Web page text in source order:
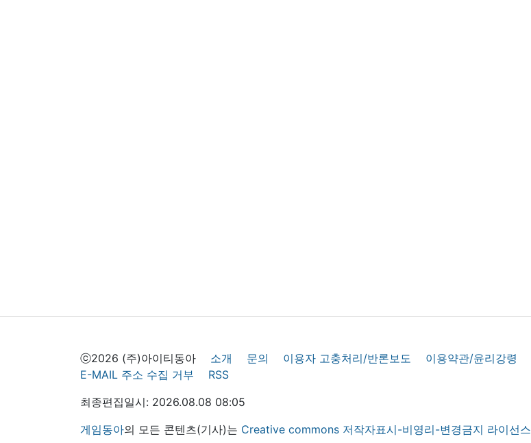
ⓒ2026 (주)아이티동아 소개 문의 이용자 고충처리/반론보도 이용약관/윤리강령
E-MAIL 주소 수집 거부
RSS
최종편집일시: 2026.08.08 08:05
게임동아의 모든 콘텐츠(기사)는 Creative commons 저작자표시-비영리-변경금지 라이선스